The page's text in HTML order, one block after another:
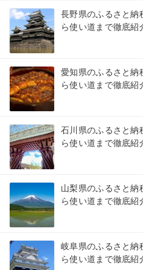
長野県のふるさと納
ら使い道まで徹底紹
愛知県のふるさと納
ら使い道まで徹底紹
石川県のふるさと納
ら使い道まで徹底紹
山梨県のふるさと納
ら使い道まで徹底紹
岐阜県のふるさと納
ら使い道まで徹底紹